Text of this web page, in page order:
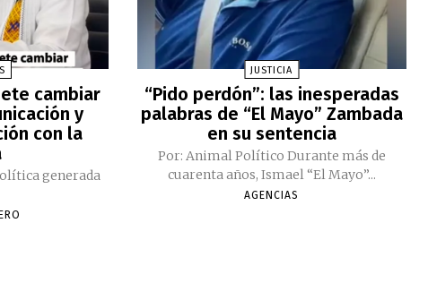
cambiar
y
con la
generada
JUSTICIA
“Pido perdón”: las inesperadas
palabras de “El Mayo” Zambada
en su sentencia
Por: Animal Político Durante más de
cuarenta años, Ismael “El Mayo”...
AGENCIAS